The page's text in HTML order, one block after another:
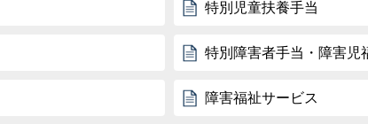
特別児童扶養手当
特別障害者手当・障害児
障害福祉サービス